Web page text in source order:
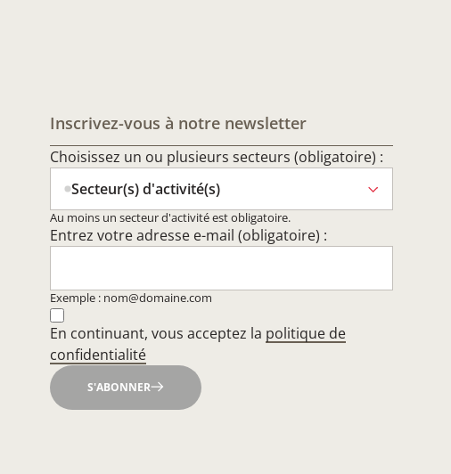
Inscrivez-vous à notre newsletter
Choisissez un ou plusieurs secteurs (obligatoire) :
Secteur(s) d'activité(s)
Au moins un secteur d'activité est obligatoire.
Entrez votre adresse e-mail (obligatoire) :
Exemple : nom@domaine.com
En continuant, vous acceptez la politique de
confidentialité
S'ABONNER